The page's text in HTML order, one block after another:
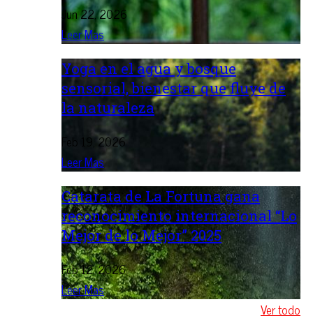
Jun 22, 2026
Leer Mas
Yoga en el agua y bosque
sensorial, bienestar que fluye de
la naturaleza
Feb 19, 2026
Leer Mas
Catarata de La Fortuna gana
reconocimiento internacional “Lo
Mejor de lo Mejor” 2025
Feb 12, 2026
Leer Mas
Ver todo